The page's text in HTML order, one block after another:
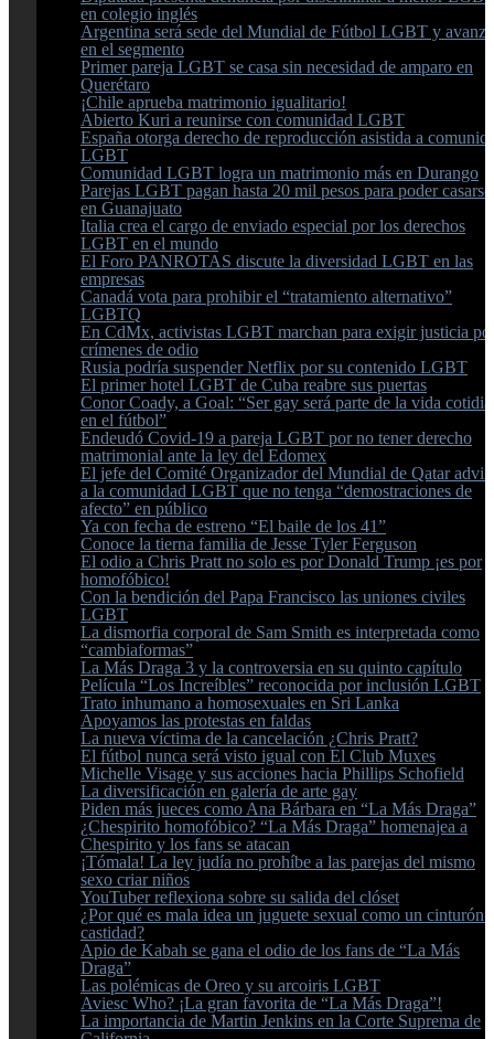
en colegio inglés
Argentina será sede del Mundial de Fútbol LGBT y avanza
en el segmento
Primer pareja LGBT se casa sin necesidad de amparo en
Querétaro
¡Chile aprueba matrimonio igualitario!
Abierto Kuri a reunirse con comunidad LGBT
España otorga derecho de reproducción asistida a
LGBT
Comunidad LGBT logra un matrimonio más en Durango
Parejas LGBT pagan hasta 20 mil pesos para poder casarse
en Guanajuato
Italia crea el cargo de enviado especial por los derechos
LGBT en el mundo
El Foro PANROTAS discute la diversidad LGBT en las
empresas
Canadá vota para prohibir el “tratamiento alternativo”
LGBTQ
En CdMx, activistas LGBT marchan para exigir justicia
crímenes de odio
Rusia podría suspender Netflix por su contenido LGBT
El primer hotel LGBT de Cuba reabre sus puertas
Conor Coady, a Goal: “Ser gay será parte de la vida
en el fútbol”
Endeudó Covid-19 a pareja LGBT por no tener derecho
matrimonial ante la ley del Edomex
El jefe del Comité Organizador del Mundial de Qatar
a la comunidad LGBT que no tenga “demostraciones de
afecto” en público
Ya con fecha de estreno “El baile de los 41”
Conoce la tierna familia de Jesse Tyler Ferguson
El odio a Chris Pratt no solo es por Donald Trump ¡es por
homofóbico!
Con la bendición del Papa Francisco las uniones civiles
LGBT
La dismorfia corporal de Sam Smith es interpretada como
“cambiaformas”
La Más Draga 3 y la controversia en su quinto capítulo
Película “Los Increíbles” reconocida por inclusión LGBT
Trato inhumano a homosexuales en Sri Lanka
Apoyamos las protestas en faldas
La nueva víctima de la cancelación ¿Chris Pratt?
El fútbol nunca será visto igual con El Club Muxes
Michelle Visage y sus acciones hacia Phillips Schofield
La diversificación en galería de arte gay
Piden más jueces como Ana Bárbara en “La Más Draga”
¿Chespirito homofóbico? “La Más Draga” homenajea a
Chespirito y los fans se atacan
¡Tómala! La ley judía no prohíbe a las parejas del mismo
sexo criar niños
YouTuber reflexiona sobre su salida del clóset
¿Por qué es mala idea un juguete sexual como un cinturón
castidad?
Apio de Kabah se gana el odio de los fans de “La Más
Draga”
Las polémicas de Oreo y su arcoiris LGBT
Aviesc Who? ¡La gran favorita de “La Más Draga”!
La importancia de Martin Jenkins en la Corte Suprema de